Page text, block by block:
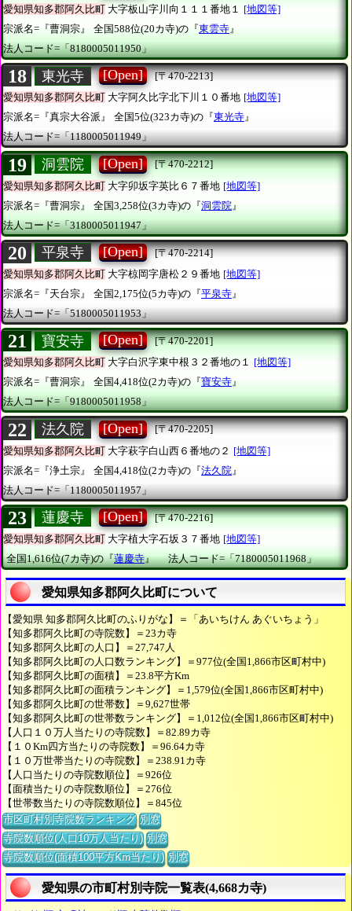
愛知県知多郡阿久比町 大字板山字川向１１１番地１
[地図等]
宗派名=『曹洞宗』
全国588位(20カ寺)の『東雲寺 』
法人コード=「8180005011950」
18 東光寺 [Open]
[〒470-2213]
愛知県知多郡阿久比町 大字阿久比字北下川１０番地 [地図等]
宗派名=『真宗大谷派』
全国5位(323カ寺)の『東光寺』
法人コード=「1180005011949」
19 洞雲院 [Open]
[〒470-2212]
愛知県知多郡阿久比町 大字卯坂字英比６７番地 [地図等]
宗派名=『曹洞宗』
全国3,258位(3カ寺)の『洞雲院 』
法人コード=「3180005011947」
20 平泉寺 [Open]
[〒470-2214]
愛知県知多郡阿久比町 大字椋岡字唐松２９番地 [地図等]
宗派名=『天台宗』
全国2,175位(5カ寺)の『平泉寺 』
法人コード=「5180005011953」
21 寶安寺 [Open]
[〒470-2201]
愛知県知多郡阿久比町 大字白沢字東中根３２番地の１ [地図等]
宗派名=『曹洞宗』
全国4,418位(2カ寺)の『寶安寺』
法人コード=「9180005011958」
22 法久院 [Open]
[〒470-2205]
愛知県知多郡阿久比町 大字萩字白山西６番地の２ [地図等]
宗派名=『浄土宗』
全国4,418位(2カ寺)の『法久院 』
法人コード=「1180005011957」
23 蓮慶寺 [Open]
[〒470-2216]
愛知県知多郡阿久比町 大字植大字石坂３７番地 [地図等]
全国1,616位(7カ寺)の『蓮慶寺』 法人コード=「7180005011968」
愛知県知多郡阿久比町について
【愛知県 知多郡阿久比町のふりがな】＝「あいちけん あぐいちょう」
【知多郡阿久比町の寺院数】＝23カ寺
【知多郡阿久比町の人口】＝27,747人
【知多郡阿久比町の人口数ランキング】＝977位(全国1,866市区町村中)
【知多郡阿久比町の面積】＝23.8平方Km
【知多郡阿久比町の面積ランキング】＝1,579位(全国1,866市区町村中)
【知多郡阿久比町の世帯数】＝9,627世帯
【知多郡阿久比町の世帯数ランキング】＝1,012位(全国1,866市区町村中)
【人口１０万人当たりの寺院数】＝82.89カ寺
【１０Km四方当たりの寺院数】＝96.64カ寺
【１０万世帯当たりの寺院数】＝238.91カ寺
【人口当たりの寺院数順位】＝926位
【面積当たりの寺院数順位】＝276位
【世帯数当たりの寺院数順位】＝845位
市区町村別寺院数ランキング 別窓
寺院数順位(人口10万人当たり) 別窓
寺院数順位(面積100平方Km当たり) 別窓
愛知県の市町村別寺院一覧表(4,668カ寺)